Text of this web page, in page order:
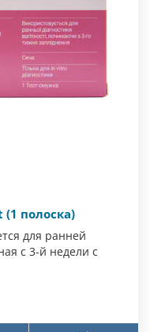
(1 полоска)
для ранней
с 3-й недели с